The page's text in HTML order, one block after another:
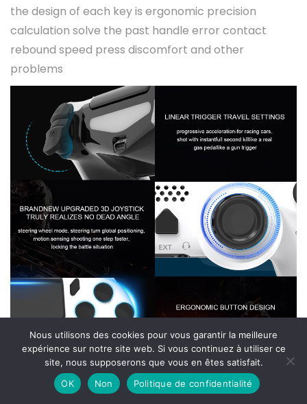
the design of each key is ergonomic precision
calculation solve the past handle error contact
rebound speed press discomfort and other
problems
Nous utilisons des cookies pour vous garantir la meilleure
expérience sur notre site web. Si vous continuez à utiliser ce
site, nous supposerons que vous en êtes satisfait.
OK
Non Politique de confidentialité